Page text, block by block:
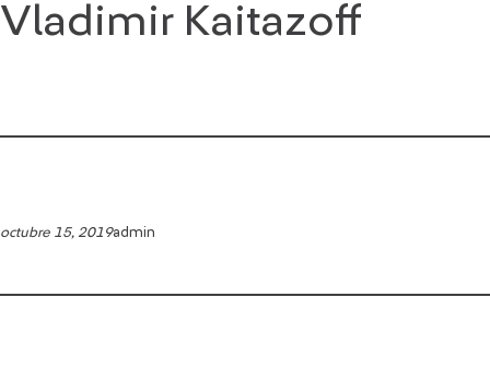
Saltar
al
Vladimir Kaitazoff
octubre 15, 2019admin